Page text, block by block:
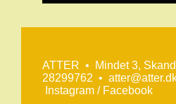
ATTER • Mindet 3,
28299762 •
Instagram/ Facebook